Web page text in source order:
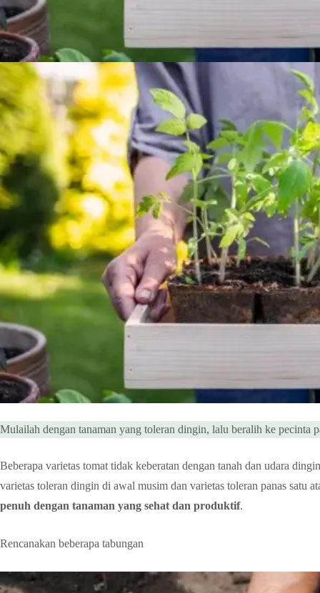
Mulailah dengan tanaman yang toleran dingin, lalu beralih ke pecinta
Beberapa varietas tomat tidak keberatan dengan tanah dan udara
varietas toleran dingin di awal musim dan varietas toleran panas satu
penuh dengan tanaman yang sehat dan produktif.
Rencanakan beberapa tabungan